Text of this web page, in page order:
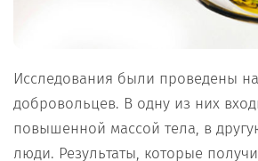
Исследования были проведены
добровольцев. В одну из них
повышенной массой тела, в
люди. Результаты, которые